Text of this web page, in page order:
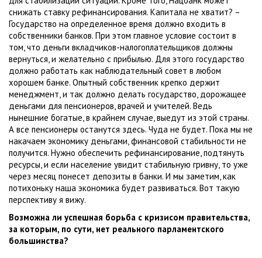
снижать ставку рефинансирования. Капитала не хватит? –
Государство на определенное время должно входить в
собственники банков. При этом главное условие состоит в
том, что деньги вкладчиков-налогоплательщиков должны
вернуться, и желательно с прибылью. Для этого государство
должно работать как наблюдательный совет в любом
хорошем банке. Опытный собственник крепко держит
менеджмент, и так должно делать государство, дорожащее
деньгами для пенсионеров, врачей и учителей. Ведь
нынешние богатые, в крайнем случае, выедут из этой страны.
А все пенсионеры останутся здесь. Чуда не будет. Пока мы не
накачаем экономику деньгами, финансовой стабильности не
получится. Нужно обеспечить рефинансирование, подтянуть
ресурсы, и если население увидит стабильную гривну, то уже
через месяц понесет депозиты в банки. И мы заметим, как
потихоньку наша экономика будет развиваться. Вот такую
перспективу я вижу.
Возможна ли успешная борьба с кризисом правительства,
за которым, по сути, нет реального парламентского
большинства?